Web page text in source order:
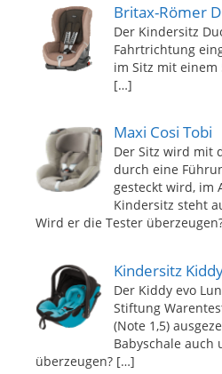
Britax-Römer
Der Kindersitz
Fahrtrichtung
im Sitz mit einem
[…]
Maxi Cosi Tobi
Der Sitz wird mit
durch eine
gesteckt wird, im
Kindersitz steht
Wird er die Tester
Kindersitz
Der Kiddy evo
Stiftung
(Note 1,5)
Babyschale auch
überzeugen? […]